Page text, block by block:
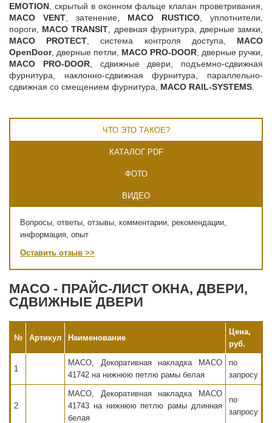
EMOTION , скрытый в оконном фальце клапан проветривания,
MACO VENT , затенение, MACO RUSTICO , уплотнители,
пороги, MACO TRANSIT , древная фурнитура, дверные замки,
MACO PROTECT , система контроля доступа, MACO
OpenDoor, дверные петли, MACO PRO-DOOR , дверные ручки,
MACO PRO-DOOR, сдвижные двери, подъемно-сдвижная
фурнитура, наклонно-сдвижная фурнитура, параллельно-
сдвижная со смещением фурнитура, MACO RAIL-SYSTEMS
ЧТО ЭТО ТАКОЕ?
КАТАЛОГ PDF
ФОТО
ВИДЕО
Вопросы, ответы, отзывы, комментарии, рекомендации,
информация, опыт
Оставить отзыв >>
MACO - ПРАЙС-ЛИСТ ОКНА, ДВЕРИ,
СДВИЖНЫЕ ДВЕРИ
№ Артикул Наименование
Цена,
руб.
1
MACO, Декоративная накладка MACO
41742 на нижнюю петлю рамы белая
по
запросу
2
MACO, Декоративная накладка MACO
41743 на нижнюю петлю рамы длинная
белая
по
запросу